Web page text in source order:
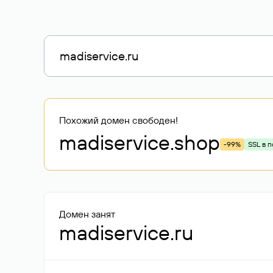
Похожий домен свободен!
madiservice.shop -99% SSL в
Домен занят
madiservice.ru